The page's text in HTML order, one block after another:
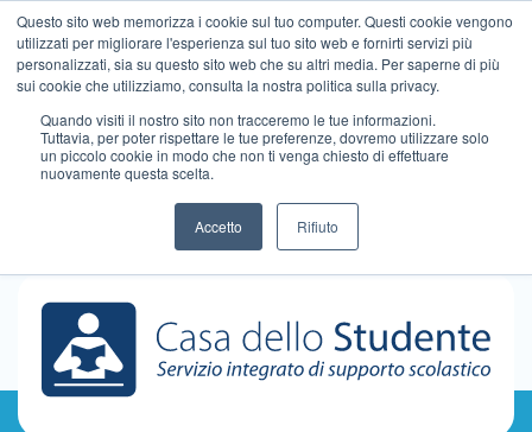
Questo sito web memorizza i cookie sul tuo computer. Questi cookie vengono
utilizzati per migliorare l'esperienza sul tuo sito web e fornirti servizi più
personalizzati, sia su questo sito web che su altri media. Per saperne di più
sui cookie che utilizziamo, consulta la nostra politica sulla privacy.
Quando visiti il ​​nostro sito non tracceremo le tue informazioni.
Tuttavia, per poter rispettare le tue preferenze, dovremo utilizzare solo
un piccolo cookie in modo che non ti venga chiesto di effettuare
nuovamente questa scelta.
Accetto Rifiuto